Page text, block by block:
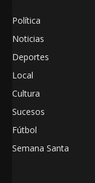
Política
Noticias
Deportes
Local
Cultura
Sucesos
Fútbol
Semana Santa